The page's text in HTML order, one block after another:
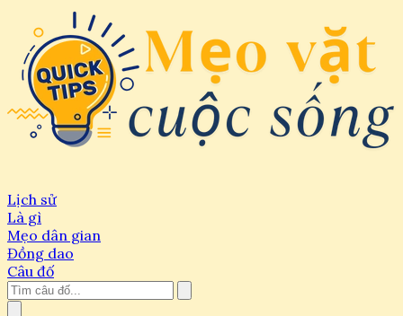
Lịch sử
Là gì
Mẹo dân gian
Đồng dao
Câu đố